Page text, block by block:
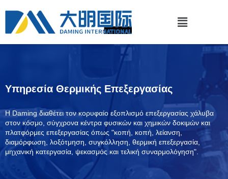
Υπηρεσία Θερμικής Επεξεργασίας
Η Daming διαθέτει τον κορυφαίο εξοπλισμό επεξεργασίας χάλυβα
στον κόσμο, σύγχρονα κέντρα φυσικών και χημικών δοκιμών και
πλατφόρμες επεξεργασίας όπως "κοπή, κοπή, λείανση,
διαμόρφωση, λοξότμηση, συγκόλληση, θερμική επεξεργασία,
μηχανική κατεργασία, ψεκασμός και τελική συναρμολόγηση".